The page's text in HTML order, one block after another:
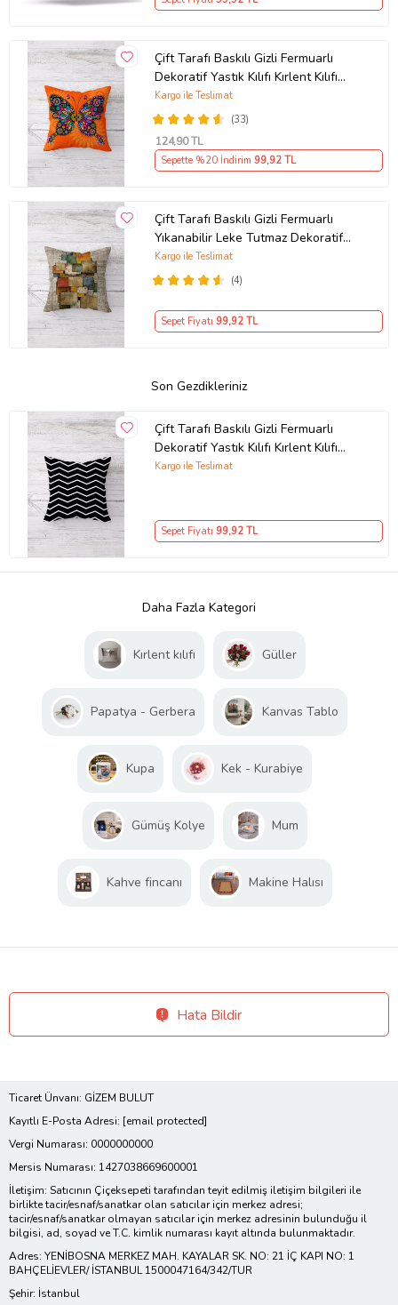
Çift Tarafı Baskılı Gizli Fermuarlı
Dekoratif Yastık Kılıfı Kırlent Kılıfı
Koltuk Yastık Kılıfı (Turuncu)
(33)
Kargo ile Teslimat
124,90 TL
Sepette %20 İndirim 99,92 TL
Çift Tarafı Baskılı Gizli Fermuarlı
Yıkanabilir Leke Tutmaz Dekoratif
Kırlent Kılıfı Yastık Kılıfı (Kum Beji)
(4)
Kargo ile Teslimat
Sepet Fiyatı 99,92 TL
Son Gezdikleriniz
Çift Tarafı Baskılı Gizli Fermuarlı
Dekoratif Yastık Kılıfı Kırlent Kılıfı
Koltuk Yastık Kılıfı (Beyaz-Siyah)
Kargo ile Teslimat
Sepet Fiyatı 99,92 TL
Daha Fazla Kategori
Kırlent kılıfı Güller
Papatya - Gerbera Kanvas Tablo
Kupa Kek - Kurabiye
Gümüş Kolye Mum
Kahve fincanı Makine Halısı
Hata Bildir
Ticaret Ünvanı: GİZEM BULUT
Kayıtlı E-Posta Adresi: [email protected]
Vergi Numarası: 0000000000
Mersis Numarası: 1427038669600001
İletişim: Satıcının Çiçeksepeti tarafından teyit edilmiş iletişim bilgileri ile
birlikte tacir/esnaf/sanatkar olan satıcılar için merkez adresi;
tacir/esnaf/sanatkar olmayan satıcılar için merkez adresinin bulunduğu il
bilgisi, ad, soyad ve T.C. kimlik numarası kayıt altında bulunmaktadır.
Adres: YENİBOSNA MERKEZ MAH. KAYALAR SK. NO: 21 İÇ KAPI NO: 1
BAHÇELİEVLER/ İSTANBUL 1500047164/342/TUR
Şehir: İstanbul